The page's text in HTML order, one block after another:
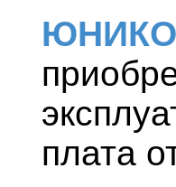
ЮНИКО
плата